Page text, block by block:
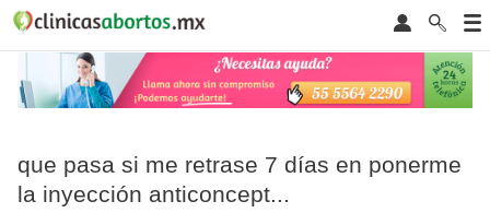
que pasa si me retrase 7 días en ponerme
la inyección anticoncept...